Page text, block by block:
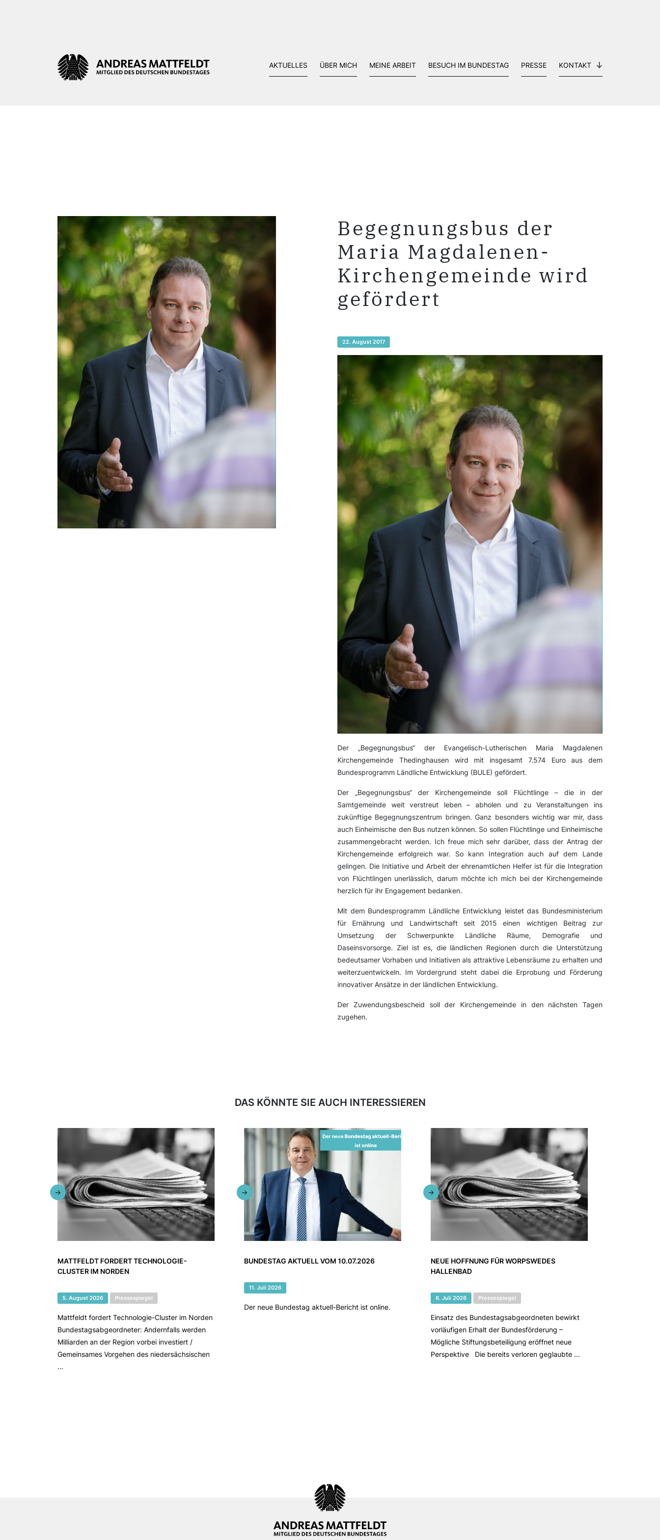
AKTUELLES ÜBER MICH MEINE ARBEIT BESUCH IM BUNDESTAG PRESSE KONTAKT
Begegnungsbus der
Maria Magdalenen-
Kirchengemeinde wird
gefördert
22. August 2017
Der „Begegnungsbus“ der Evangelisch-Lutherischen Maria Magdalenen
Kirchengemeinde Thedinghausen wird mit insgesamt 7.574 Euro aus dem
Bundesprogramm Ländliche Entwicklung (BULE) gefördert.
Der „Begegnungsbus“ der Kirchengemeinde soll Flüchtlinge – die in der
Samtgemeinde weit verstreut leben – abholen und zu Veranstaltungen ins
zukünftige Begegnungszentrum bringen. Ganz besonders wichtig war mir, dass
auch Einheimische den Bus nutzen können. So sollen Flüchtlinge und Einheimische
zusammengebracht werden. Ich freue mich sehr darüber, dass der Antrag der
Kirchengemeinde erfolgreich war. So kann Integration auch auf dem Lande
gelingen. Die Initiative und Arbeit der ehrenamtlichen Helfer ist für die Integration
von Flüchtlingen unerlässlich, darum möchte ich mich bei der Kirchengemeinde
herzlich für ihr Engagement bedanken.
Mit dem Bundesprogramm Ländliche Entwicklung leistet das Bundesministerium
für Ernährung und Landwirtschaft seit 2015 einen wichtigen Beitrag zur
Umsetzung der Schwerpunkte Ländliche Räume, Demografie und
Daseinsvorsorge. Ziel ist es, die ländlichen Regionen durch die Unterstützung
bedeutsamer Vorhaben und Initiativen als attraktive Lebensräume zu erhalten und
weiterzuentwickeln. Im Vordergrund steht dabei die Erprobung und Förderung
innovativer Ansätze in der ländlichen Entwicklung.
Der Zuwendungsbescheid soll der Kirchengemeinde in den nächsten Tagen
zugehen.
DAS KÖNNTE SIE AUCH INTERESSIEREN
MATTFELDT FORDERT TECHNOLOGIE-
CLUSTER IM NORDEN
5. August 2026 Pressespiegel
Mattfeldt fordert Technologie-Cluster im Norden
Bundestagsabgeordneter: Andernfalls werden
Milliarden an der Region vorbei investiert /
Gemeinsames Vorgehen des niedersächsischen
...
BUNDESTAG AKTUELL VOM 10.07.2026
11. Juli 2026
Der neue Bundestag aktuell-Bericht ist online.
NEUE HOFFNUNG FÜR WORPSWEDES
HALLENBAD
6. Juli 2026 Pressespiegel
Einsatz des Bundestagsabgeordneten bewirkt
vorläufigen Erhalt der Bundesförderung –
Mögliche Stiftungsbeteiligung eröffnet neue
Perspektive Die bereits verloren geglaubte ...